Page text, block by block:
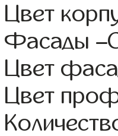
Цвет
Фасады
Цвет
Цвет